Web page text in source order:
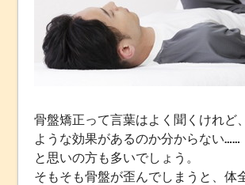
骨盤矯正って言葉はよく聞くけれど
ような効果があるのか分からない……
と思いの方も多いでしょう。
そもそも骨盤が歪んでしまうと、体